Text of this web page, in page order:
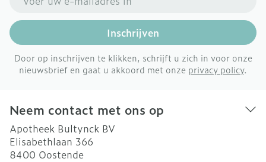
Inschrijven
Door op inschrijven te klikken, schrijft u zich in voor onze
nieuwsbrief en gaat u akkoord met onze privacy policy.
Neem contact met ons op
Apotheek Bultynck BV
Elisabethlaan 366
8400 Oostende